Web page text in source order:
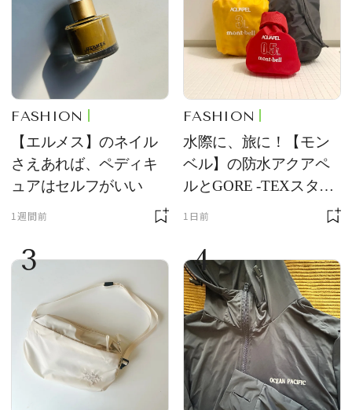
FASHION
【エルメス】のネイル
さえあれば、ペディキ
ュアはセルフがいい
1週間前
FASHION
水際に、旅に！【モン
ベル】の防水アクアペ
ルとGORE -TEXスタッ
フバッグが優秀すぎる
1日前
3 4